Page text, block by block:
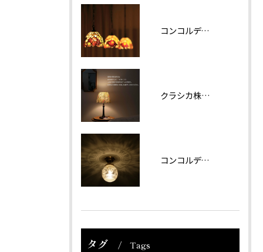
コンコルディア照明 販売について
クラシカ株式会社では夏期休業をいただきます。
コンコルディアのシリーズより天井灯です。
タグ Tags